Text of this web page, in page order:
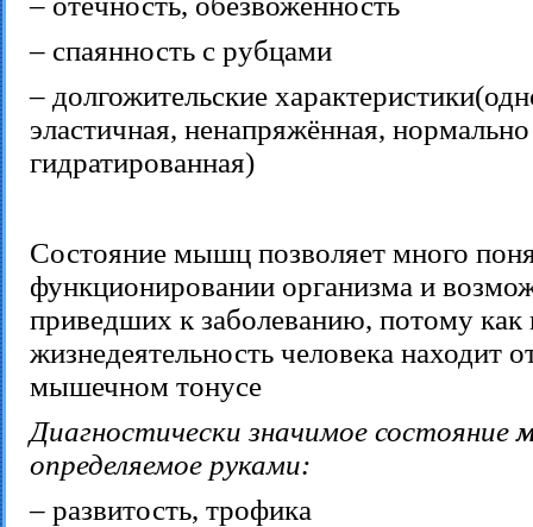
– спаянность с рубцами
– долгожительские
эластичная, ненапряжённая, нормально
гидратированная)
Состояние мышц позволяет много
функционировании организма и
приведших к заболеванию, потому как
жизнедеятельность человека находит
мышечном тонусе
Диагностически значимое состояние
определяемое руками:
– развитость, трофика